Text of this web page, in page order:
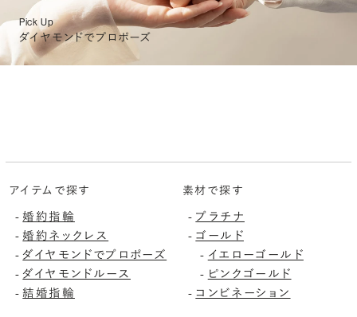
Pick Up
ダイヤモンドでプロポーズ
アイテムで探す
-婚約指輪
-婚約ネックレス
-ダイヤモンドでプロポーズ
-ダイヤモンドルース
-結婚指輪
素材で探す
- プラチナ
- ゴールド
- イエローゴールド
- ピンクゴールド
- コンビネーション